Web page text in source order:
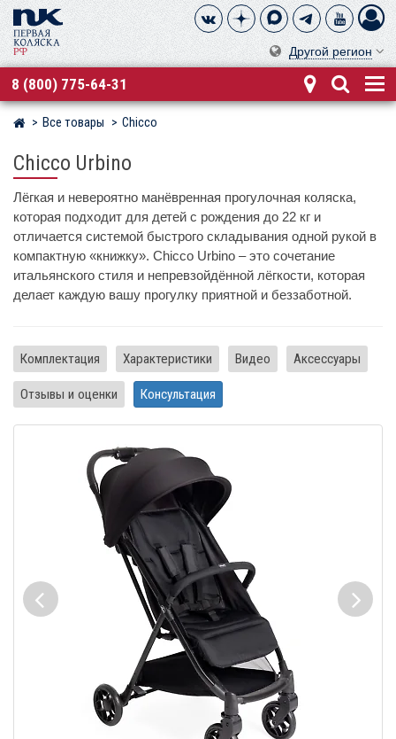
Другой регион
8 (800) 775-64-31
Магазин детских колясок
Все товары Chicco
Chicco Urbino
Лёгкая и невероятно манёвренная прогулочная коляска,
которая подходит для детей с рождения до 22 кг и
отличается системой быстрого складывания одной рукой в
компактную «книжку». Chicco Urbino – это сочетание
итальянского стиля и непревзойдённой лёгкости, которая
делает каждую вашу прогулку приятной и беззаботной.
Комплектация Характеристики Видео Аксессуары
Отзывы и оценки Консультация